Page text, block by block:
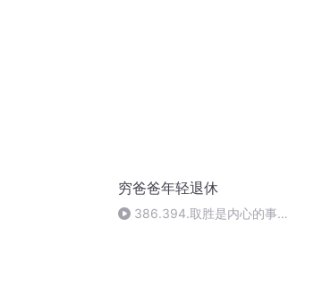
穷爸爸年轻退休
386.394.取胜是内心的事情